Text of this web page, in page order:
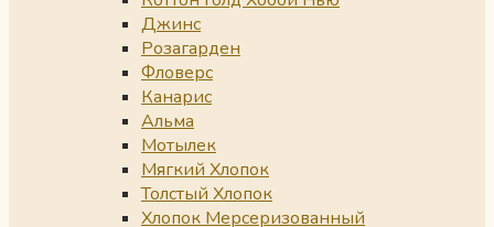
Джинс
Розагарден
Фловерс
Канарис
Альма
Мотылек
Мягкий Хлопок
Толстый Хлопок
Хлопок Мерсеризованный